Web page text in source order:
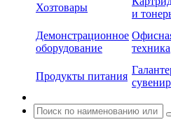
Хозтовары
и
Демонстрационное
оборудование
техника
Продукты питания